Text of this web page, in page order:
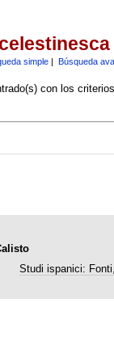
simple| Búsqueda
con los
Studi ispanici: